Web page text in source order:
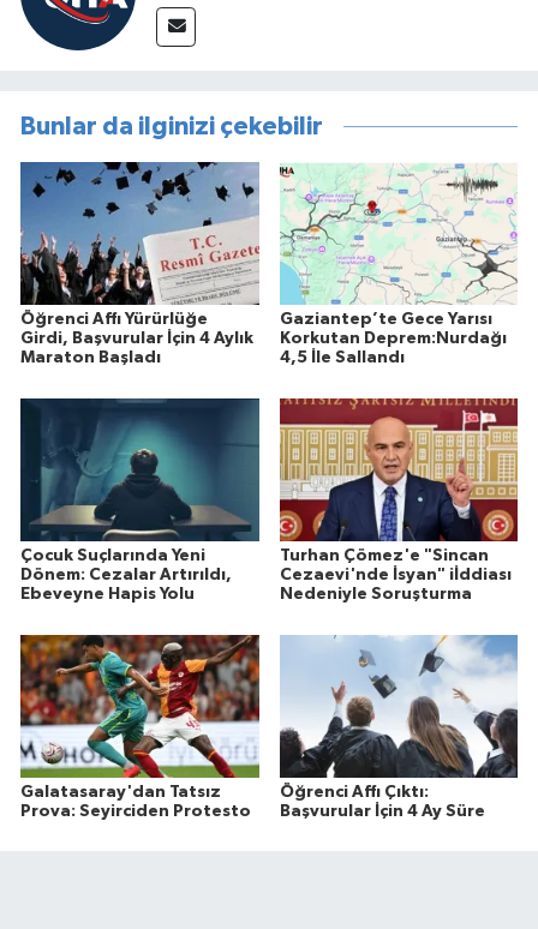
Bunlar da ilginizi çekebilir
Öğrenci Affı Yürürlüğe
Girdi, Başvurular İçin 4 Aylık
Maraton Başladı
Gaziantep’te Gece Yarısı
Korkutan Deprem:Nurdağı
4,5 İle Sallandı
Çocuk Suçlarında Yeni
Dönem: Cezalar Artırıldı,
Ebeveyne Hapis Yolu
Turhan Çömez'e "Sincan
Cezaevi'nde İsyan" iİddiası
Nedeniyle Soruşturma
Galatasaray'dan Tatsız
Prova: Seyirciden Protesto
Öğrenci Affı Çıktı:
Başvurular İçin 4 Ay Süre